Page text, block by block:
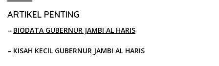
ARTIKEL PENTING
– BIODATA GUBERNUR JAMBI AL HARIS
– KISAH KECIL GUBERNUR JAMBI AL HARIS